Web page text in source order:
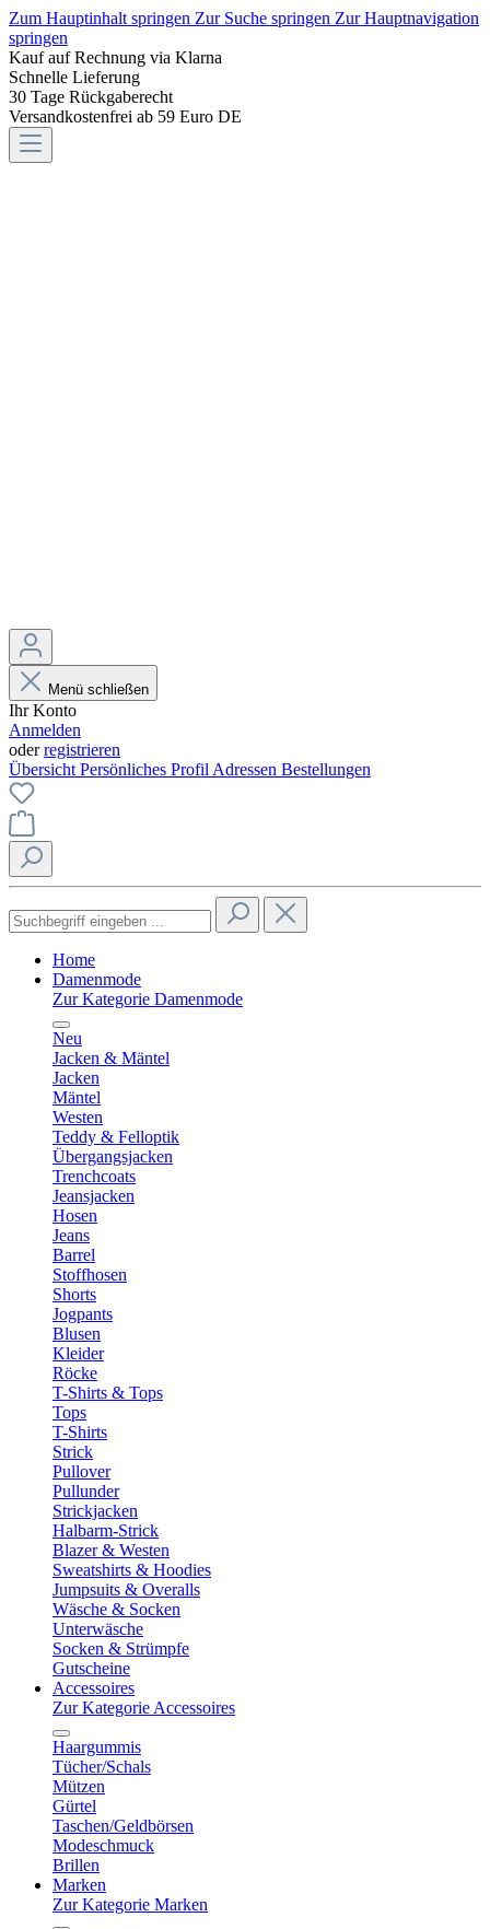
Zum Hauptinhalt springen Zur Suche springen Zur Hauptnavigation
springen
Kauf auf Rechnung via Klarna
Schnelle Lieferung
30 Tage Rückgaberecht
Versandkostenfrei ab 59 Euro DE
Menü schließen
Ihr Konto
Anmelden
oderregistrieren
Übersicht Persönliches Profil Adressen Bestellungen
Home
Damenmode
Zur Kategorie Damenmode
Neu
Jacken & Mäntel
Jacken
Mäntel
Westen
Teddy & Felloptik
Übergangsjacken
Trenchcoats
Jeansjacken
Hosen
Jeans
Barrel
Stoffhosen
Shorts
Jogpants
Blusen
Kleider
Röcke
T-Shirts & Tops
Tops
T-Shirts
Strick
Pullover
Pullunder
Strickjacken
Halbarm-Strick
Blazer & Westen
Sweatshirts & Hoodies
Jumpsuits & Overalls
Wäsche & Socken
Unterwäsche
Socken & Strümpfe
Gutscheine
Accessoires
Zur Kategorie Accessoires
Haargummis
Tücher/Schals
Mützen
Gürtel
Taschen/Geldbörsen
Modeschmuck
Brillen
Marken
Zur Kategorie Marken